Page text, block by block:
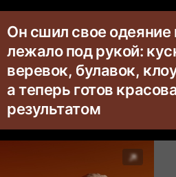
Он сшил свое одеяние
лежало под рукой:
веревок, булавок,
а теперь готов
результатом